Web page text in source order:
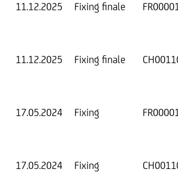
11.12.2025
Fixing finale
11.12.2025
Fixing finale
17.05.2024
Fixing
17.05.2024
Fixing